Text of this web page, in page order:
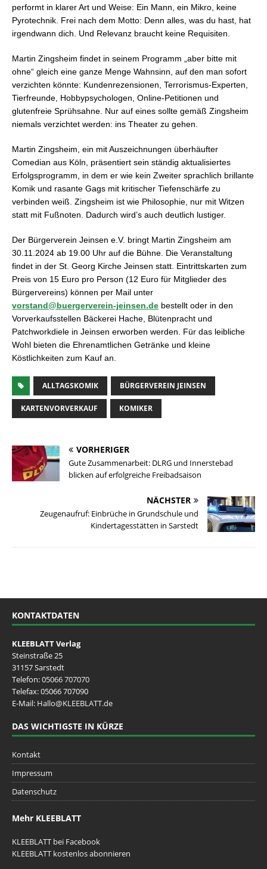
performt in klarer Art und Weise: Ein Mann, ein Mikro, keine
Pyrotechnik. Frei nach dem Motto: Denn alles, was du hast, hat
irgendwann dich. Und Relevanz braucht keine Requisiten.
Martin Zingsheim findet in seinem Programm „aber bitte mit
ohne“ gleich eine ganze Menge Wahnsinn, auf den man sofort
verzichten könnte: Kundenrezensionen, Terrorismus-Experten,
Tierfreunde, Hobbypsychologen, Online-Petitionen und
glutenfreie Sprühsahne. Nur auf eines sollte gemäß Zingsheim
niemals verzichtet werden: ins Theater zu gehen.
Martin Zingsheim, ein mit Auszeichnungen überhäufter
Comedian aus Köln, präsentiert sein ständig aktualisiertes
Erfolgsprogramm, in dem er wie kein Zweiter sprachlich brillante
Komik und rasante Gags mit kritischer Tiefenschärfe zu
verbinden weiß. Zingsheim ist wie Philosophie, nur mit Witzen
statt mit Fußnoten. Dadurch wird’s auch deutlich lustiger.
Der Bürgerverein Jeinsen e.V. bringt Martin Zingsheim am
30.11.2024 ab 19.00 Uhr auf die Bühne. Die Veranstaltung
findet in der St. Georg Kirche Jeinsen statt. Eintrittskarten zum
Preis von 15 Euro pro Person (12 Euro für Mitglieder des
Bürgervereins) können per Mail unter
vorstand@buergerverein-jeinsen.de bestellt oder in den
Vorverkaufsstellen Bäckerei Hache, Blütenpracht und
Patchworkdiele in Jeinsen erworben werden. Für das leibliche
Wohl bieten die Ehrenamtlichen Getränke und kleine
Köstlichkeiten zum Kauf an.
ALLTAGSKOMIK BÜRGERVEREIN JEINSEN
KARTENVORVERKAUF KOMIKER
VORHERIGER
Gute Zusammenarbeit: DLRG und Innerstebad
blicken auf erfolgreiche Freibadsaison
NÄCHSTER
Zeugenaufruf: Einbrüche in Grundschule und
Kindertagesstätten in Sarstedt
KONTAKTDATEN
KLEEBLATT Verlag
Steinstraße 25
31157 Sarstedt
Telefon:05066 707070
Telefax: 05066 707090
E-Mail: Hallo@KLEEBLATT.de
DAS WICHTIGSTE IN KÜRZE
Kontakt
Impressum
Datenschutz
Mehr KLEEBLATT
KLEEBLATT bei Facebook
KLEEBLATT kostenlos abonnieren